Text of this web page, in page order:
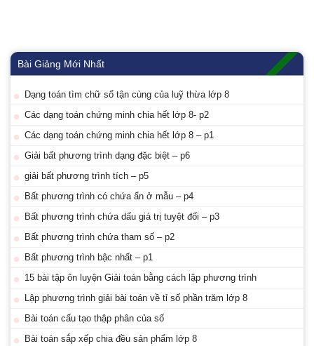
Bài Giảng Mới Nhất
Dạng toán tìm chữ số tận cùng của luỹ thừa lớp 8
Các dạng toán chứng minh chia hết lớp 8- p2
Các dạng toán chứng minh chia hết lớp 8 – p1
Giải bất phương trình dạng đặc biệt – p6
giải bất phương trình tích – p5
Bất phương trình có chứa ẩn ở mẫu – p4
Bất phương trình chứa dấu giá trị tuyệt đối – p3
Bất phương trình chứa tham số – p2
Bất phương trình bậc nhất – p1
15 bài tập ôn luyện Giải toán bằng cách lập phương trình
Lập phương trình giải bài toán về tỉ số phần trăm lớp 8
Bài toán cấu tạo thập phân của số
Bài toán sắp xếp chia đều sản phẩm lớp 8